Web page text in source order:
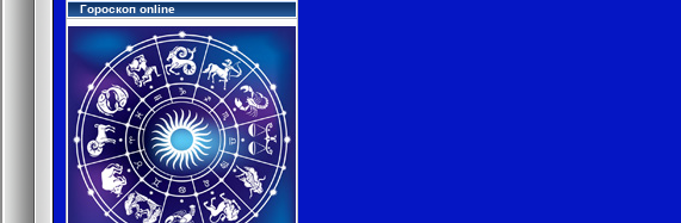
Гороскоп online